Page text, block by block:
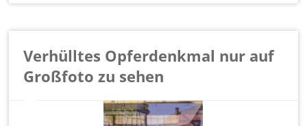
Verhülltes Opferdenkmal nur auf
Großfoto zu sehen